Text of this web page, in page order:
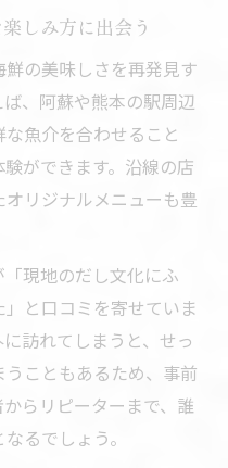
しみ方に出会う
の美味しさを再発見す
、阿蘇や熊本の駅周辺
魚介を合わせること
ができます。沿線の店
リジナルメニューも豊
現地のだし文化にふ
と口コミを寄せていま
訪れてしまうと、せっ
こともあるため、事前
らリピーターまで、誰
るでしょう。